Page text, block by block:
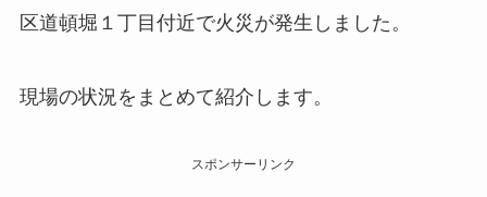
区道頓堀１丁目付近で火災が発生しました。
現場の状況をまとめて紹介します。
スポンサーリンク